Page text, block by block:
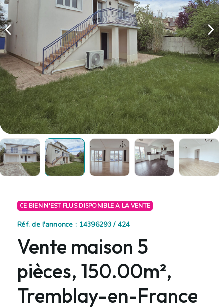
CE BIEN N'EST PLUS DISPONIBLE A LA VENTE
Réf. de l'annonce : 14396293 / 424
Vente maison 5
pièces, 150.00m²,
Tremblay-en-France